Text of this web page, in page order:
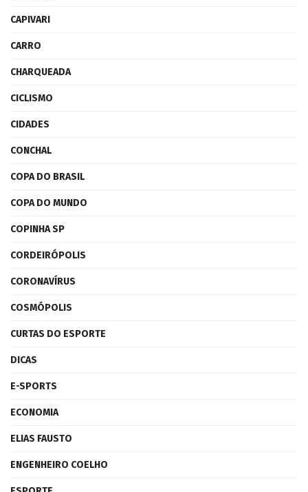
CAPIVARI
CARRO
CHARQUEADA
CICLISMO
CIDADES
CONCHAL
COPA DO BRASIL
COPA DO MUNDO
COPINHA SP
CORDEIRÓPOLIS
CORONAVÍRUS
COSMÓPOLIS
CURTAS DO ESPORTE
DICAS
E-SPORTS
ECONOMIA
ELIAS FAUSTO
ENGENHEIRO COELHO